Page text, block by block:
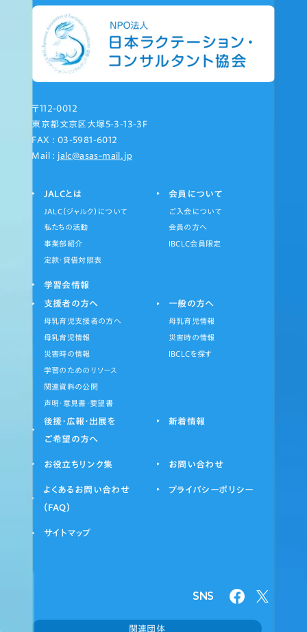
〒112-0012
東京都文京区大塚5-3-13-3F
FAX : 03-5981-6012
Mail : jalc@asas-mail.jp
JALCとは
JALC（ジャルク）について
私たちの活動
事業部紹介
定款・貸借対照表
会員について
ご入会について
会員の方へ
IBCLC会員限定
学習会情報
支援者の方へ
母乳育児支援者の方へ
母乳育児情報
災害時の情報
学習のためのリソース
関連資料の公開
声明・意見書・要望書
一般の方へ
母乳育児情報
災害時の情報
IBCLCを探す
後援・広報・出展を
ご希望の方へ
新着情報
お役立ちリンク集 お問い合わせ
よくあるお問い合わせ
（FAQ）
プライバシーポリシー
サイトマップ
SNS
関連団体